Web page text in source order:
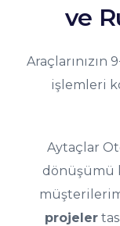
ve
Araçlarınızın
işlemleri
Aytaçlar
dönüşümü
projeler